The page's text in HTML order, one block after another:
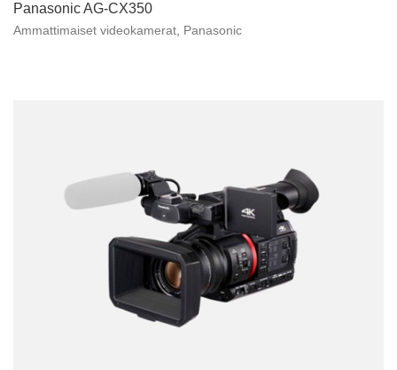
Panasonic AG-CX350
Ammattimaiset videokamerat, Panasonic